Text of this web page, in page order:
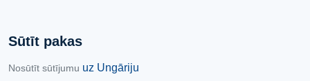
Sūtīt pakas
Nosūtīt sūtījumu uz Ungāriju